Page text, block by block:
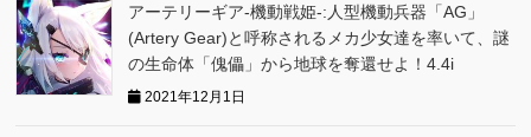
アーテリーギア-機動戦姫-:人型機動兵器「AG」
(Artery Gear)と呼称されるメカ少女達を率いて、謎
の生命体「傀儡」から地球を奪還せよ！4.4i
2021年12月1日